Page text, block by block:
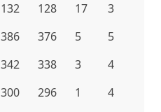
132 128 17
3
386 376 5
5
342 338 3
4
300 296 1
4